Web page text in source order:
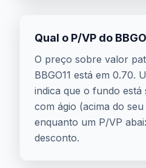
Qual o P/VP do
O preço sobre valor
BBGO11 está em 0.70.
indica que o fundo está
com ágio (acima do
enquanto um P/VP
desconto.